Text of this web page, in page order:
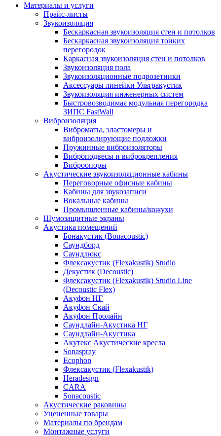
Материалы и услуги
Прайс-листы
Звукоизоляция
Бескаркасная звукоизоляция стен и потолков
Бескаркасная звукоизоляция тонких
перегородок
Каркасная звукоизоляция стен и потолков
Звукоизоляция пола
Звукоизоляционные подрозетники
Аксессуары линейки Ультракустик
Звукоизоляция инженерных систем
Быстровозводимая модульная перегородка
ЗИПС FastWall
Виброизоляция
Виброматы, эластомеры и
виброизолирующие подложки
Пружинные виброизоляторы
Виброподвесы и виброкрепления
Виброопоры
Акустические звукоизоляционные кабины
Переговорные офисные кабины
Кабины для звукозаписи
Вокальные кабины
Промышленные кабины/кожухи
Шумозащитные экраны
Акустика помещений
Бонакустик (Bonacoustic)
Саундборд
Саундлюкс
Флексакустик (Flexakustik) Studio
Декустик (Decoustic)
Флексакустик (Flexakustik) Studio Line
(Decoustic Flex)
Акуфон НГ
Акуфон Скай
Акуфон Пролайн
Саундлайн-Акустика НГ
Саундлайн-Акустика
Акутекс Акустические кресла
Sonaspray
Ecophon
Флексакустик (Flexakustik)
Heradesign
CARA
Sonacoustic
Акустические раковины
Уцененные товары
Материалы по брендам
Монтажные услуги